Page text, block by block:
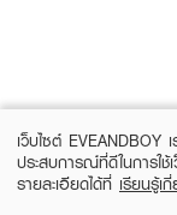
เว็บไซต์ EVEANDBOY
ประสบการณ์ที่ดีในการใ
รายละเอียดได้ที่ เรียนรู้เ